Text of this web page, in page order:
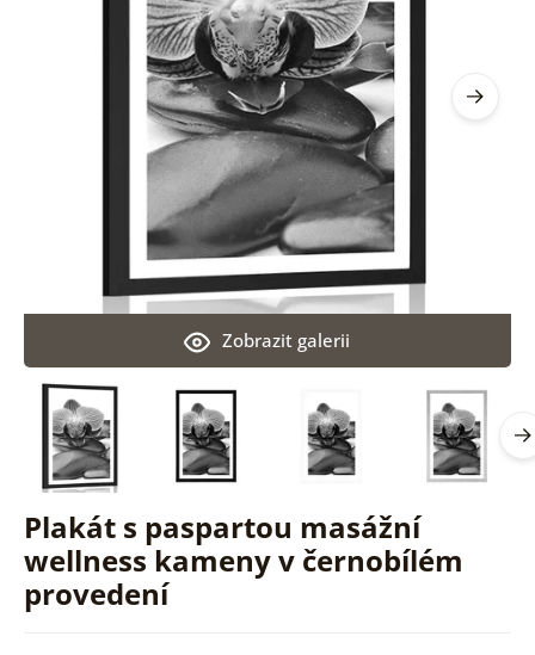
Plakát s paspartou masážní
wellness kameny v černobílém
provedení
Zobrazit galerii